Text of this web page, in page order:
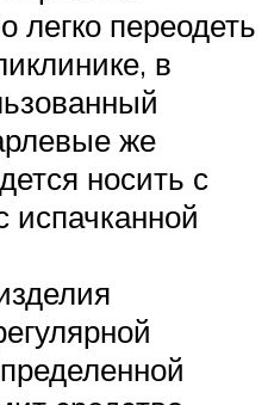
переодеть
в
же
носить с
испачканной